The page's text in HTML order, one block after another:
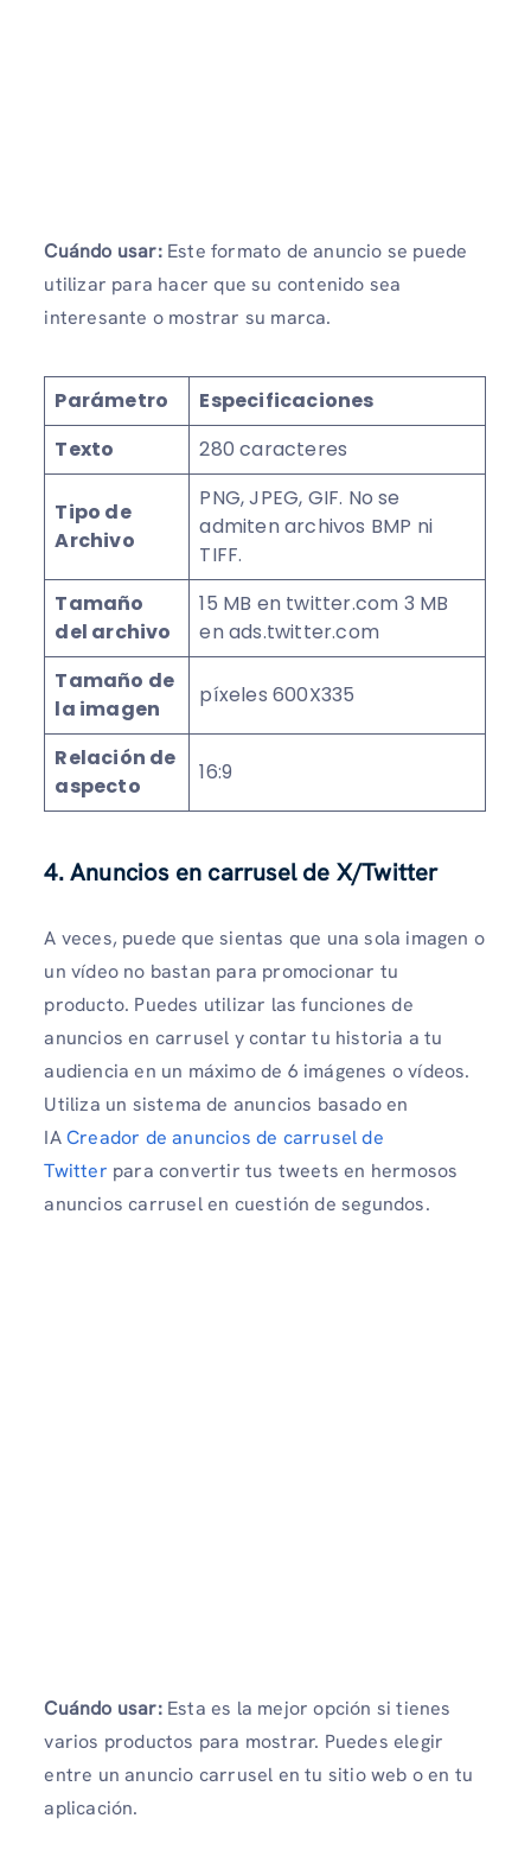
Cuándo usar: Este formato de anuncio se puede
utilizar para hacer que su contenido sea
interesante o mostrar su marca.
Parámetro
Especificaciones
Texto
280 caracteres
Tipo de
Archivo
PNG, JPEG, GIF. No se
admiten archivos BMP ni
TIFF.
Tamaño
del archivo
15 MB en twitter.com 3 MB
en ads.twitter.com
Tamaño de
la imagen
píxeles 600X335
Relación de
aspecto
16:9
4. Anuncios en carrusel de X/Twitter
A veces, puede que sientas que una sola imagen o
un vídeo no bastan para promocionar tu
producto. Puedes utilizar las funciones de
anuncios en carrusel y contar tu historia a tu
audiencia en un máximo de 6 imágenes o vídeos.
Utiliza un sistema de anuncios basado en
IACreador de anuncios de carrusel de
Twitter para convertir tus tweets en hermosos
anuncios carrusel en cuestión de segundos.
Cuándo usar: Esta es la mejor opción si tienes
varios productos para mostrar. Puedes elegir
entre un anuncio carrusel en tu sitio web o en tu
aplicación.